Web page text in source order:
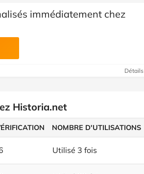
immédiatement chez
Détails
Historia.net
NOMBRE D'UTILISATIONS
Utilisé 3 fois